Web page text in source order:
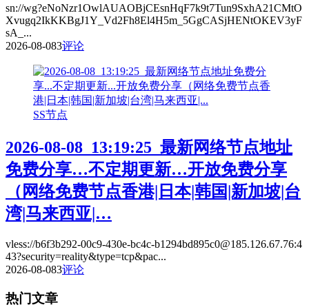
sn://wg?eNoNzr1OwlAUAOBjCEsnHqF7k9t7Tun9SxhA21CMtO
Xvugq2IkKKBgJ1Y_Vd2Fh8El4H5m_5GgCASjHENtOKEV3yF
sA_...
2026-08-083评论
SS节点
2026-08-08_13:19:25_最新网络节点地址
免费分享…不定期更新…开放免费分享
（网络免费节点香港|日本|韩国|新加坡|台
湾|马来西亚|…
vless://b6f3b292-00c9-430e-bc4c-b1294bd895c0@185.126.67.76:4
43?security=reality&type=tcp&pac...
2026-08-083评论
热门文章